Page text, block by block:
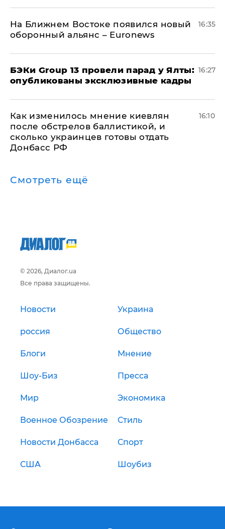
На Ближнем Востоке появился новый
оборонный альянс – Euronews
16:35
​БЭКи Group 13 провели парад у Ялты:
опубликованы эксклюзивные кадры
16:27
Как изменилось мнение киевлян
после обстрелов баллистикой, и
сколько украинцев готовы отдать
Донбасс РФ
16:10
Смотреть ещё
© 2026, Диалог.ua
Все права защищены.
Новости Украина
россия Общество
Блоги Мнение
Шоу-Биз Пресса
Мир Экономика
Военное Обозрение Стиль
Новости Донбасса Спорт
США Шоубиз